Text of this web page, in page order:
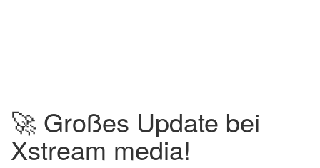
🚀 Großes Update bei
Xstream media!